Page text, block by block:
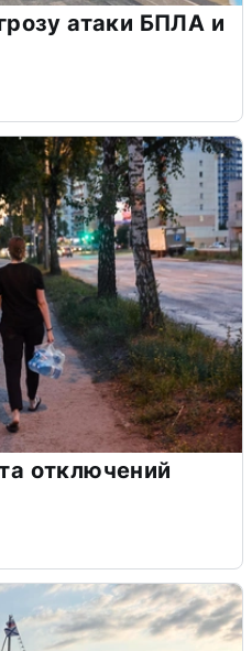
атаки БПЛА и
отключений